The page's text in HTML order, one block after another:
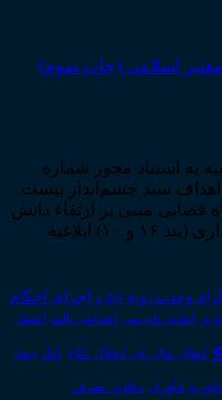
اسلامی (چاپ سوم)
به استناد مجوز شماره
تحقق اهداف سند چشم‌انداز بیست
مبنی بر ارتقاء دانش
حقوقی جامعه و ترویج فرهنگ قانونمداری (بند ۱۶ و ۱۰) ابلاغیه
آرای وحدت رویه اجاره اجرای احکام
اعاده_دادرسی اعتراض_ثالث اعسار
انتقال_مال_غیر انحلال_نکاح بانک بیمه
خلع_ید داوری دعاوی_تصرف